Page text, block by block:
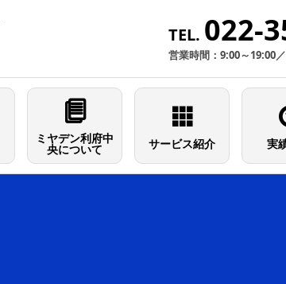
TEL. 022-
営業時間：9:00～19:00
ミヤデン利府中
央について サービス紹介 実